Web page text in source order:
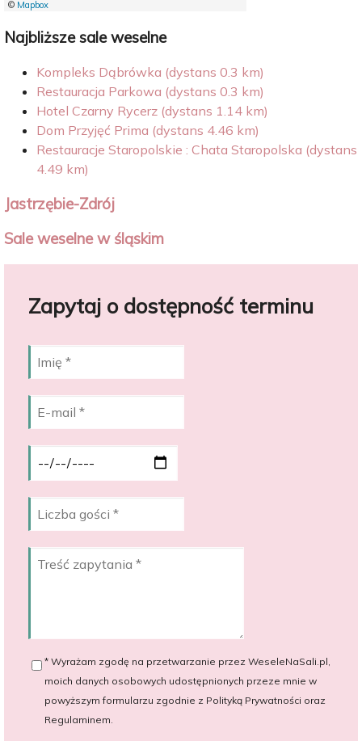
© Mapbox
Najbliższe sale weselne
Kompleks Dąbrówka (dystans 0.3 km)
Restauracja Parkowa (dystans 0.3 km)
Hotel Czarny Rycerz (dystans 1.14 km)
Dom Przyjęć Prima (dystans 4.46 km)
Restauracje Staropolskie : Chata Staropolska (dystans
4.49 km)
Jastrzębie-Zdrój
Sale weselne w śląskim
Zapytaj o dostępność terminu
* Wyrażam zgodę na przetwarzanie przez WeseleNaSali.pl,
moich danych osobowych udostępnionych przeze mnie w
powyższym formularzu zgodnie z Polityką Prywatności oraz
Regulaminem.